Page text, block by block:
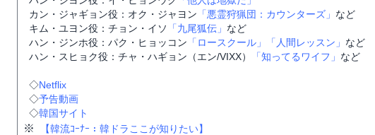
カン・ジャギョン役：オク・ジャヨン 「悪霊狩猟団：カウンターズ」 など
キム・ユヨン役：チョン・イソ
「九尾狐伝」 など
ハン・ジンホ役：パク・ヒョッコン 「ロースクール」 「人間レッスン」 など
ハン・スヒョク役：チャ・ハギョン（エン/VIXX）
「知ってるワイフ」 など
◇Netflix
◇予告動画
◇韓国サイト
※ 【韓流ｺｰﾅｰ：韓ドラここが知りたい】